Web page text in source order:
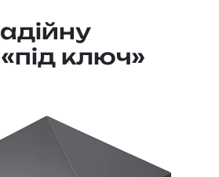
ключ»